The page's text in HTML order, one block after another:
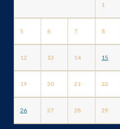
1
5 6 7 8
12 13 14 15
19 20 21 22
26 27 28 29